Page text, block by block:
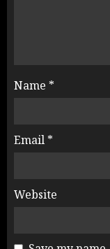
Name *
Email *
Website